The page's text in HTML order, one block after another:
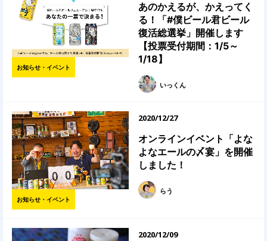
お知らせ・イベント
あのかえるが、かえってく
る！「#僕ビール君ビール
復活総選挙」開催します
【投票受付期間：1/5～
1/18】
いっくん
お知らせ・イベント
2020/12/27
オンラインイベント「よな
よなエールの〆宴」を開催
しました！
らう
2020/12/09